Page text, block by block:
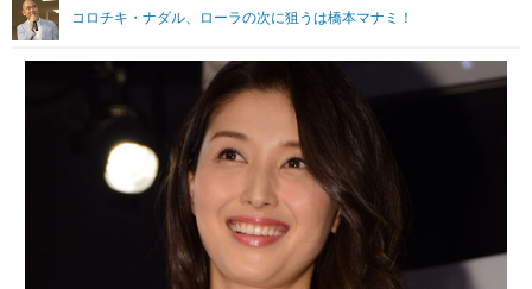
ショッピング その他
コロチキ・ナダル、ローラの次に狙うは橋本マナミ！